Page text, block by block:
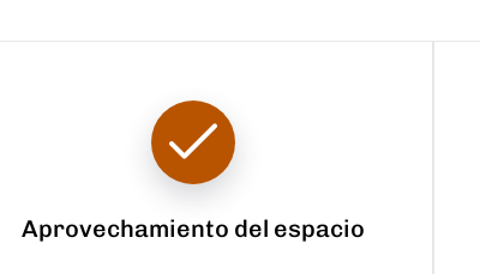
Aprovechamiento del espacio